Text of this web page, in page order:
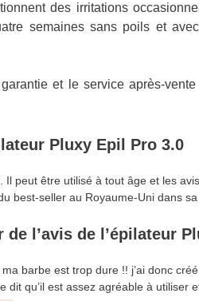
des irritations
semaines sans poils et
et le service après-
Pluxy Epil Pro 3.0
peut être utilisé à tout âge et les
best-seller au Royaume-Uni dans sa
l’avis de l’épilateur
barbe est trop dure !! j’ai donc
qu’il est assez agréable à utiliser